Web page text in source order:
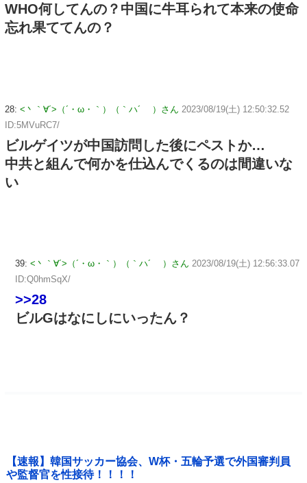
WHO何してんの？中国に牛耳られて本来の使命
忘れ果ててんの？
28: <丶｀∀´>（´・ω・｀）（｀ハ´ ）さん 2023/08/19(土) 12:50:32.52
ID:5MVuRC7/
ビルゲイツが中国訪問した後にペストか…
中共と組んで何かを仕込んでくるのは間違いな
い
39: <丶｀∀´>（´・ω・｀）（｀ハ´ ）さん 2023/08/19(土) 12:56:33.07
ID:Q0hmSqX/
>>28
ビルGはなにしにいったん？
【速報】韓国サッカー協会、W杯・五輪予選で外国審判員
や監督官を性接待！！！！